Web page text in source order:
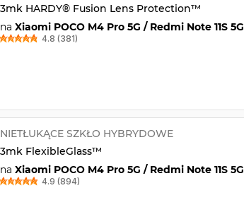
3mk HARDY® Fusion Lens Protection™
na Xiaomi POCO M4 Pro 5G / Redmi Note 11S 5G
4.8 (381)
NIETŁUKĄCE SZKŁO HYBRYDOWE
3mk FlexibleGlass™
na Xiaomi POCO M4 Pro 5G / Redmi Note 11S 5G
4.9 (894)